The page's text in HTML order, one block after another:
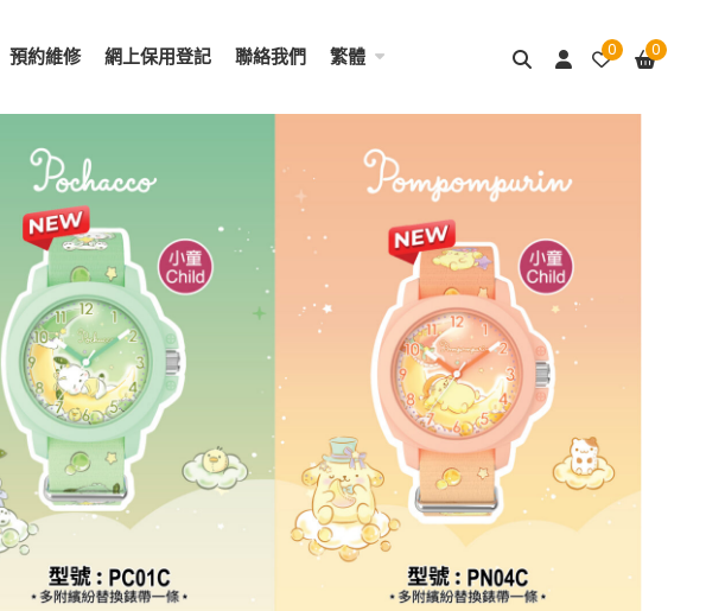
預約維修 網上保用登記 聯絡我們 繁體 0 0